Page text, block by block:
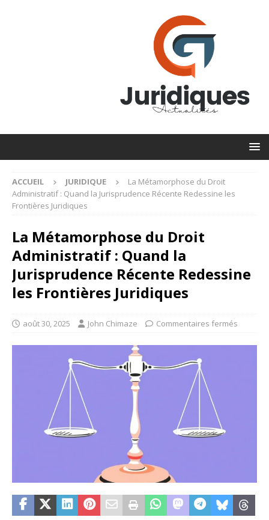
ACCUEIL JURIDIQUE
La Métamorphose du Droit
Administratif : Quand la Jurisprudence Récente Redessine les
Frontières Juridiques
La Métamorphose du Droit
Administratif : Quand la
Jurisprudence Récente Redessine
les Frontières Juridiques
août 30, 2025 John Chimaze Commentaires fermés